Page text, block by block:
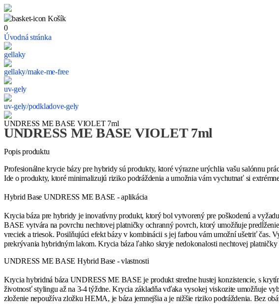
Košík
0
Úvodná stránka
gellaky
gellaky/make-me-free
uv-gely
uv-gely/podkladove-gely
UNDRESS ME BASE VIOLET 7ml
UNDRESS ME BASE VIOLET 7ml
Popis produktu
Profesionálne krycie bázy pre hybridy sú produkty, ktoré výrazne urýchlia vašu salónnu
Ide o produkty, ktoré minimalizujú riziko podráždenia a umožnia vám vychutnať si
Hybrid Base UNDRESS ME BASE - aplikácia
Krycia báza pre hybridy je inovatívny produkt, ktorý bol vytvorený pre poškodenú a
BASE vytvára na povrchu nechtovej platničky ochranný povrch, ktorý umožňuje
vreciek a triesok. Posilňujúci efekt bázy v kombinácii s jej farbou vám umožní ušetriť čas.
prekrývania hybridným lakom. Krycia báza ľahko skryje nedokonalosti nechtovej
UNDRESS ME BASE Hybrid Base - vlastnosti
Krycia hybridná báza UNDRESS ME BASE je produkt stredne hustej konzistencie, s
životnosť stylingu až na 3-4 týždne. Krycia základňa vďaka vysokej viskozite umožňuje
zloženie nepoužíva zložku HEMA, je báza jemnejšia a je nižšie riziko podráždenia. Bez